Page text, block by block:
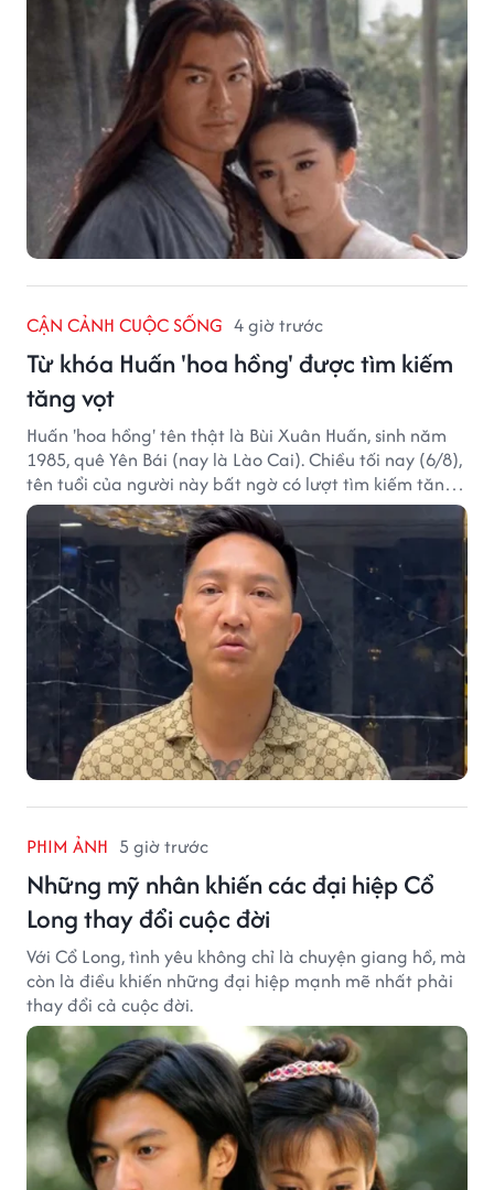
CẬN CẢNH CUỘC SỐNG 4 giờ trước
Từ khóa Huấn 'hoa hồng' được tìm kiếm
tăng vọt
Huấn 'hoa hồng' tên thật là Bùi Xuân Huấn, sinh năm
1985, quê Yên Bái (nay là Lào Cai). Chiều tối nay (6/8),
tên tuổi của người này bất ngờ có lượt tìm kiếm tăng
vọt.
PHIM ẢNH 5 giờ trước
Những mỹ nhân khiến các đại hiệp Cổ
Long thay đổi cuộc đời
Với Cổ Long, tình yêu không chỉ là chuyện giang hồ, mà
còn là điều khiến những đại hiệp mạnh mẽ nhất phải
thay đổi cả cuộc đời.